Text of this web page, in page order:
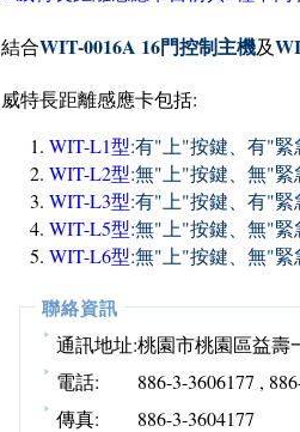
結 合WIT-0016A 16門 控 制 主 機及
威特長距離感應卡包 括:
WIT-L1型:有"上"按鍵、有"
WIT-L2 型:無"上"按鍵、無"
WIT-L3 型:有"上"按鍵、有"
WIT-L5 型:無"上"按鍵、無"
WIT-L6 型:無"上"按鍵、無"
聯絡資訊
通訊地址:桃園市桃園區益壽
電話:
886-3-3606177 ,
傳真:
886-3-3604177